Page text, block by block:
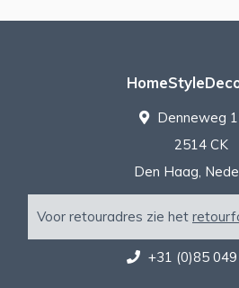
Denneweg
2514 CK
Den Haag,
Voor retouradres zie het
+31 (0)85